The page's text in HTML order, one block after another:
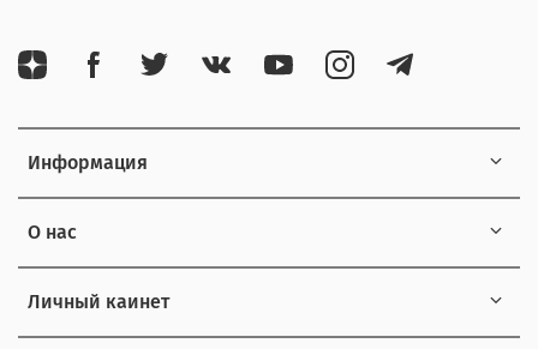
Информация
О нас
Личный каинет